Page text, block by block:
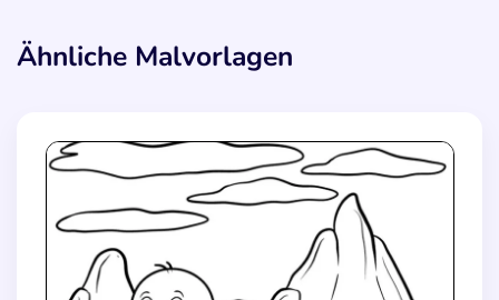
Ähnliche Malvorlagen